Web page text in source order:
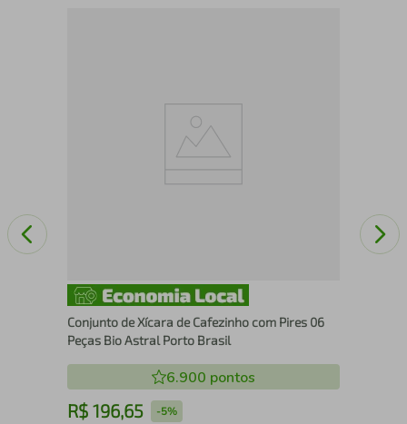
Conjunto de Xícara de Cafezinho com Pires 06
Peças Bio Astral Porto Brasil
6.900 pontos
R$ 196,65 -5%